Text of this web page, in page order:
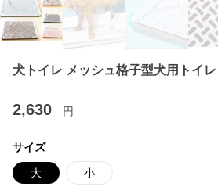
犬トイレ メッシュ格子型犬用トイ
2,630 円
サイズ
大 小